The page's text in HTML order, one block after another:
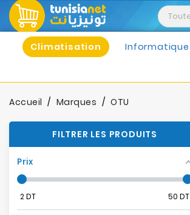
Climatisation Informatique
Accueil Marques OTU
FILTRER LES PRODUITS
Prix
2DT 50 DT